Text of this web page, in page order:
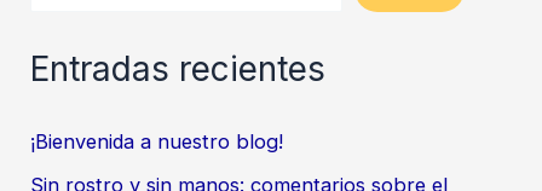
Entradas recientes
¡Bienvenida a nuestro blog!
Sin rostro y sin manos: comentarios sobre el